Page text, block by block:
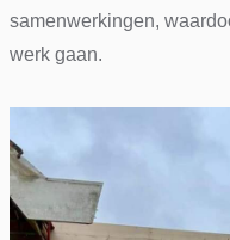
samenwerkingen,
werk gaan.